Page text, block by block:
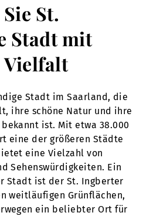
St.
Stadt mit
Vielfalt
Stadt im Saarland, die
ihre schöne Natur und ihre
ist. Mit etwa 38.000
eine der größeren Städte
eine Vielzahl von
Sehenswürdigkeiten. Ein
Stadt ist der St. Ingberter
weitläufigen Grünflächen,
ein beliebter Ort für